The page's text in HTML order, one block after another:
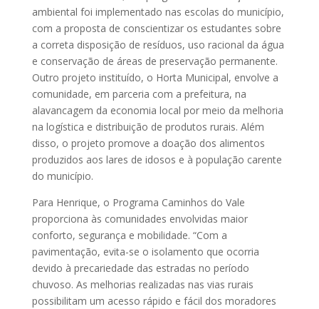
ambiental foi implementado nas escolas do município,
com a proposta de conscientizar os estudantes sobre
a correta disposição de resíduos, uso racional da água
e conservação de áreas de preservação permanente.
Outro projeto instituído, o Horta Municipal, envolve a
comunidade, em parceria com a prefeitura, na
alavancagem da economia local por meio da melhoria
na logística e distribuição de produtos rurais. Além
disso, o projeto promove a doação dos alimentos
produzidos aos lares de idosos e à população carente
do município.
Para Henrique, o Programa Caminhos do Vale
proporciona às comunidades envolvidas maior
conforto, segurança e mobilidade. “Com a
pavimentação, evita-se o isolamento que ocorria
devido à precariedade das estradas no período
chuvoso. As melhorias realizadas nas vias rurais
possibilitam um acesso rápido e fácil dos moradores